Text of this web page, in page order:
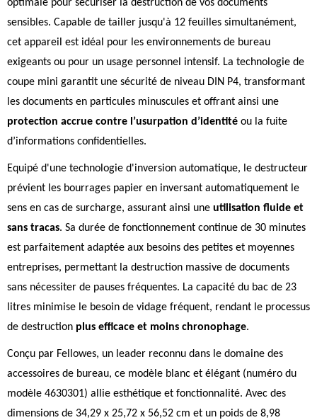
optimale pour sécuriser la destruction de vos documents
sensibles. Capable de tailler jusqu'à 12 feuilles simultanément,
cet appareil est idéal pour les environnements de bureau
exigeants ou pour un usage personnel intensif. La technologie de
coupe mini garantit une sécurité de niveau DIN P4, transformant
les documents en particules minuscules et offrant ainsi une
protection accrue contre l’usurpation d’identité ou la fuite
d’informations confidentielles.
Equipé d'une technologie d'inversion automatique, le destructeur
prévient les bourrages papier en inversant automatiquement le
sens en cas de surcharge, assurant ainsi une utilisation fluide et
sans tracas. Sa durée de fonctionnement continue de 30 minutes
est parfaitement adaptée aux besoins des petites et moyennes
entreprises, permettant la destruction massive de documents
sans nécessiter de pauses fréquentes. La capacité du bac de 23
litres minimise le besoin de vidage fréquent, rendant le processus
de destruction plus efficace et moins chronophage.
Conçu par Fellowes, un leader reconnu dans le domaine des
accessoires de bureau, ce modèle blanc et élégant (numéro du
modèle 4630301) allie esthétique et fonctionnalité. Avec des
dimensions de 34,29 x 25,72 x 56,52 cm et un poids de 8,98